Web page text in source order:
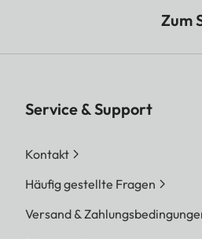
Zum
Service & Support
Kontakt
Häufig gestellte Fragen
Versand &